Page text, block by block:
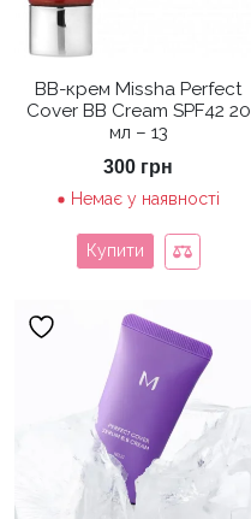
ВВ-крем Missha Perfect
Cover BB Cream SPF42 20
мл – 13
300 грн
Немає у наявності
Купити